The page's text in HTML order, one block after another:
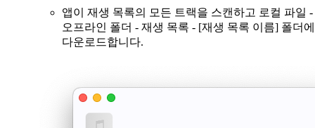
앱이 재생 목록의 모든 트랙을 스캔하고 로컬 파일 -
오프라인 폴더 - 재생 목록 - [재생 목록 이름] 폴더에
다운로드합니다.